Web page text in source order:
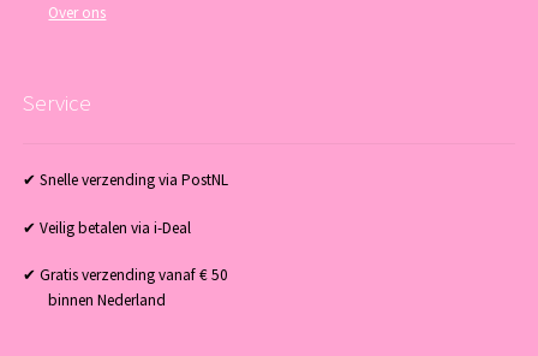
Over ons
Service
✔ Snelle verzending via PostNL
✔ Veilig betalen via i-Deal
✔ Gratis verzending vanaf € 50
binnen Nederland